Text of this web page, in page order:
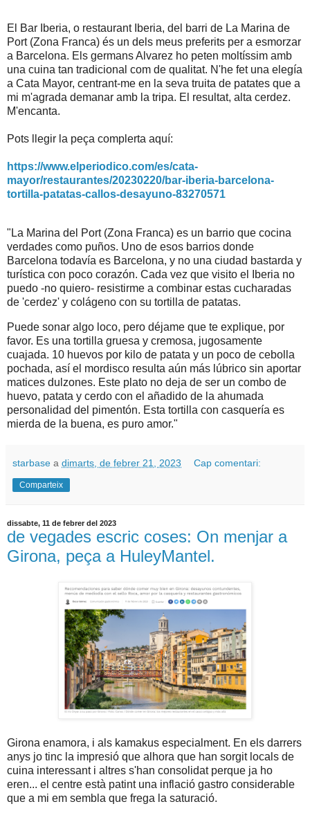
El Bar Iberia, o restaurant Iberia, del barri de La Marina de
Port (Zona Franca) és un dels meus preferits per a esmorzar
a Barcelona. Els germans Alvarez ho peten moltíssim amb
una cuina tan tradicional com de qualitat. N'he fet una elegía
a Cata Mayor, centrant-me en la seva truita de patates que a
mi m'agrada demanar amb la tripa. El resultat, alta cerdez.
M'encanta.
Pots llegir la peça complerta aquí:
https://www.elperiodico.com/es/cata-
mayor/restaurantes/20230220/bar-iberia-barcelona-
tortilla-patatas-callos-desayuno-83270571
"La Marina del Port (Zona Franca) es un barrio que cocina
verdades como puños. Uno de esos barrios donde
Barcelona todavía es Barcelona, y no una ciudad bastarda y
turística con poco corazón. Cada vez que visito el Iberia no
puedo -no quiero- resistirme a combinar estas cucharadas
de 'cerdez' y colágeno con su tortilla de patatas.
Puede sonar algo loco, pero déjame que te explique, por
favor. Es una tortilla gruesa y cremosa, jugosamente
cuajada. 10 huevos por kilo de patata y un poco de cebolla
pochada, así el mordisco resulta aún más lúbrico sin aportar
matices dulzones. Este plato no deja de ser un combo de
huevo, patata y cerdo con el añadido de la ahumada
personalidad del pimentón. Esta tortilla con casquería es
mierda de la buena, es puro amor."
starbase a dimarts, de febrer 21, 2023 Cap comentari:
Comparteix
dissabte, 11 de febrer del 2023
de vegades escric coses: On menjar a
Girona, peça a HuleyMantel.
Girona enamora, i als kamakus especialment. En els darrers
anys jo tinc la impresió que alhora que han sorgit locals de
cuina interessant i altres s'han consolidat perque ja ho
eren... el centre està patint una inflació gastro considerable
que a mi em sembla que frega la saturació.